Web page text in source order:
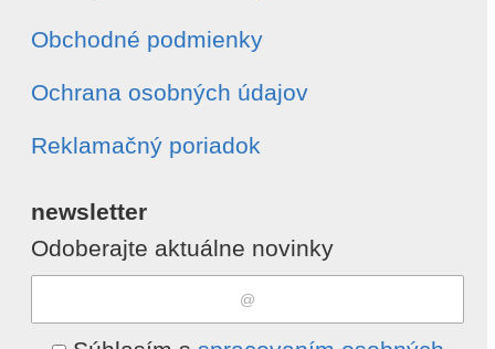
Obchodné podmienky
Ochrana osobných údajov
Reklamačný poriadok
newsletter
Odoberajte aktuálne novinky